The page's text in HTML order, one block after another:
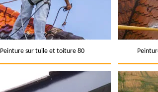
Peinture sur tuile et toiture 80